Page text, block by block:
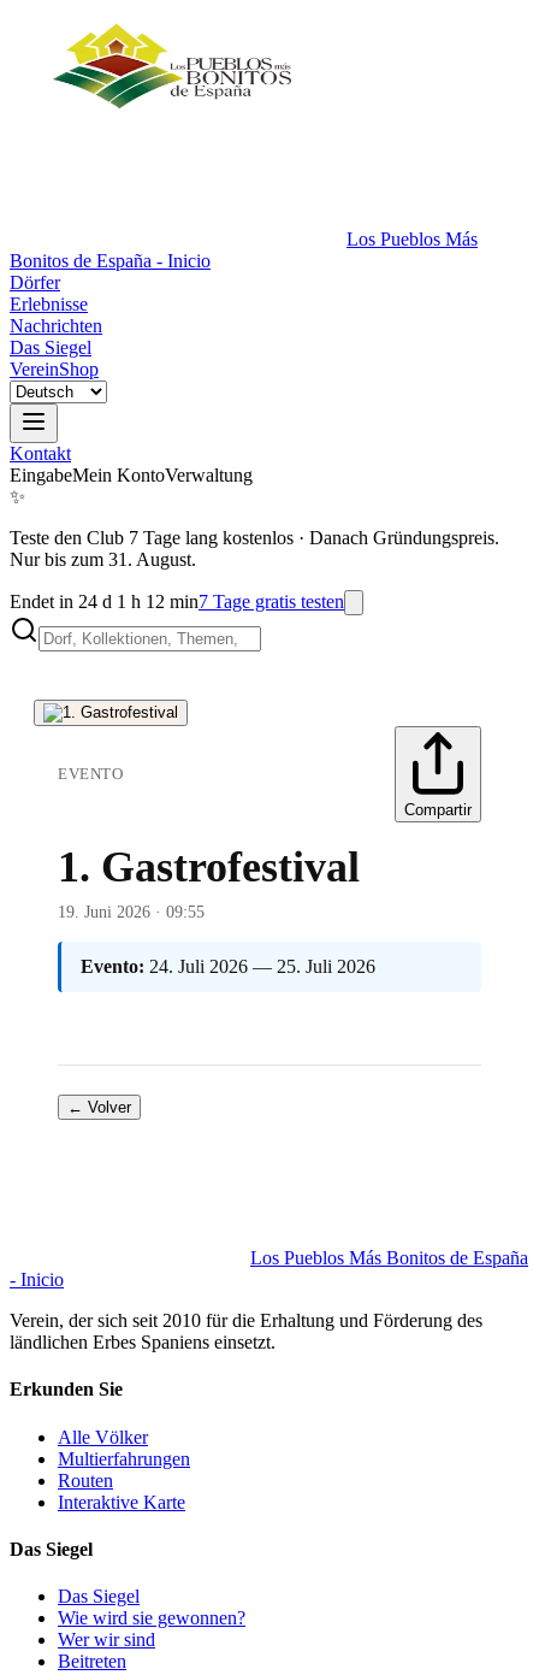
Los Pueblos Más
Bonitos de España - Inicio
Dörfer
Erlebnisse
Nachrichten
Das Siegel
VereinShop
Kontakt
EingabeMein KontoVerwaltung
✨
Teste den Club 7 Tage lang kostenlos · Danach Gründungspreis.
Nur bis zum 31. August.
Endet in 24 d 1 h 12 min7 Tage gratis testen
EVENTO
Compartir
1. Gastrofestival
19. Juni 2026 · 09:55
Evento: 24. Juli 2026 — 25. Juli 2026
← Volver
Los Pueblos Más Bonitos de España
- Inicio
Verein, der sich seit 2010 für die Erhaltung und Förderung des
ländlichen Erbes Spaniens einsetzt.
Erkunden Sie
Alle Völker
Multierfahrungen
Routen
Interaktive Karte
Das Siegel
Das Siegel
Wie wird sie gewonnen?
Wer wir sind
Beitreten